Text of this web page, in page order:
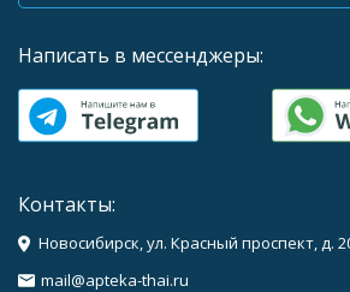
Написать в мессенджеры:
Контакты:
Новосибирск, ул. Красный проспект, д.
mail@apteka-thai.ru